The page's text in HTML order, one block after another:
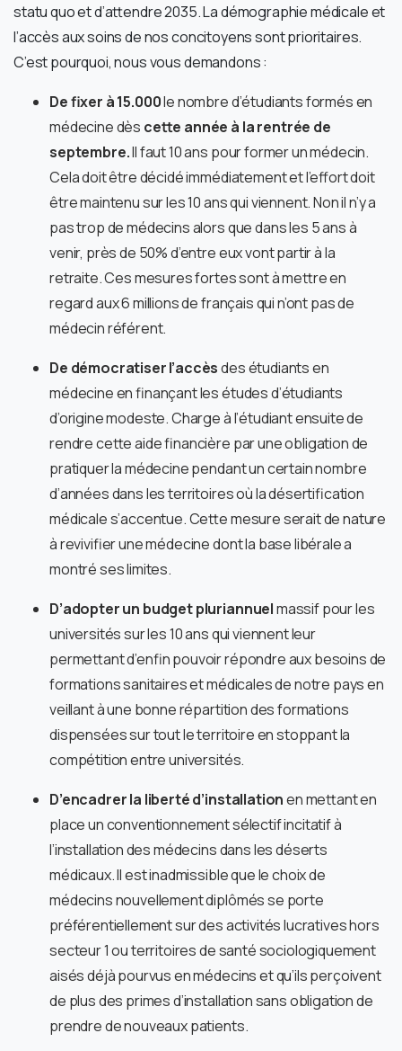
statu quo et d’attendre 2035. La démographie médicale et
l’accès aux soins de nos concitoyens sont prioritaires.
C’est pourquoi, nous vous demandons :
De fixer à15.000le nombre d’étudiants formés en
médecine dès cette année à la rentrée de
septembre.Il faut 10 ans pour former un médecin.
Cela doit être décidé immédiatement et l’effort doit
être maintenu sur les 10 ans qui viennent. Non il n’y a
pas trop de médecins alors que dans les 5 ans à
venir, près de 50% d’entre eux vont partir à la
retraite. Ces mesures fortes sont à mettre en
regard aux 6 millions de français qui n’ont pas de
médecin référent.
De démocratiser l’accèsdes étudiants en
médecine en finançant les études d’étudiants
d’origine modeste. Charge à l’étudiant ensuite de
rendre cette aide financière par une obligation de
pratiquer la médecine pendant un certain nombre
d’années dans les territoires où la désertification
médicale s’accentue. Cette mesure serait de nature
à revivifier une médecine dont la base libérale a
montré ses limites.
D’adopter un budget pluriannuelmassif pour les
universités sur les 10 ans qui viennent leur
permettant d’enfin pouvoir répondre aux besoins de
formations sanitaires et médicales de notre pays en
veillant à une bonne répartition des formations
dispensées sur tout le territoire en stoppant la
compétition entre universités.
D’encadrer la liberté d’installationen mettant en
place un conventionnement sélectif incitatif à
l’installation des médecins dans les déserts
médicaux. Il est inadmissible que le choix de
médecins nouvellement diplômés se porte
préférentiellement sur des activités lucratives hors
secteur 1 ou territoires de santé sociologiquement
aisés déjà pourvus en médecins et qu’ils perçoivent
de plus des primes d’installation sans obligation de
prendre de nouveaux patients.